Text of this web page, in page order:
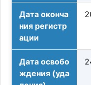
Дата оконча
ния регистр
ации
Дата освобо
ждения (уда